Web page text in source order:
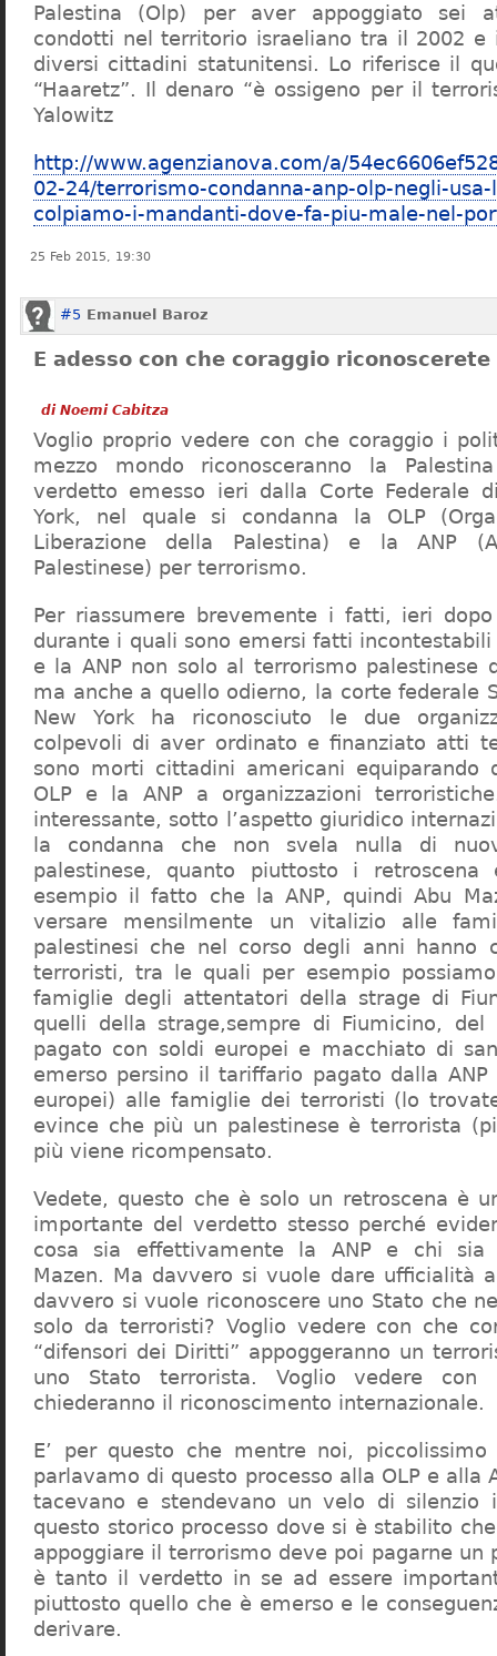
Palestina (Olp) per aver appoggiato sei
condotti nel territorio israeliano tra il 2002 e
diversi cittadini statunitensi. Lo riferisce il
“Haaretz”. Il denaro “è ossigeno per il
Yalowitz
http://www.agenzianova.com/a/
02-24/terrorismo-condanna-anp-olp-negli-
colpiamo-i-mandanti-dove-fa-piu-male-nel-
25 Feb 2015, 19:30
#5 Emanuel Baroz
E adesso con che coraggio
di Noemi Cabitza
Voglio proprio vedere con che coraggio i
mezzo mondo riconosceranno la
verdetto emesso ieri dalla Corte Federale
York, nel quale si condanna la OLP
Liberazione della Palestina) e la ANP
Palestinese) per terrorismo.
Per riassumere brevemente i fatti, ieri
durante i quali sono emersi fatti incontestabili
e la ANP non solo al terrorismo palestinese
ma anche a quello odierno, la corte federale
New York ha riconosciuto le due
colpevoli di aver ordinato e finanziato atti
sono morti cittadini americani
OLP e la ANP a organizzazioni
interessante, sotto l’aspetto giuridico
la condanna che non svela nulla di
palestinese, quanto piuttosto i retroscena
esempio il fatto che la ANP, quindi Abu
versare mensilmente un vitalizio alle
palestinesi che nel corso degli anni hanno
terroristi, tra le quali per esempio
famiglie degli attentatori della strage di
quelli della strage,sempre di Fiumicino,
pagato con soldi europei e macchiato di
emerso persino il tariffario pagato dalla
europei) alle famiglie dei terroristi (lo
evince che più un palestinese è terrorista
più viene ricompensato.
Vedete, questo che è solo un retroscena è
importante del verdetto stesso perché
cosa sia effettivamente la ANP e chi sia
Mazen. Ma davvero si vuole dare ufficialità
davvero si vuole riconoscere uno Stato che
solo da terroristi? Voglio vedere con che
“difensori dei Diritti” appoggeranno un
uno Stato terrorista. Voglio vedere con
chiederanno il riconoscimento internazionale.
E’ per questo che mentre noi,
parlavamo di questo processo alla OLP e alla
tacevano e stendevano un velo di silenzio
questo storico processo dove si è stabilito
appoggiare il terrorismo deve poi pagarne un
è tanto il verdetto in se ad essere
piuttosto quello che è emerso e le
derivare.